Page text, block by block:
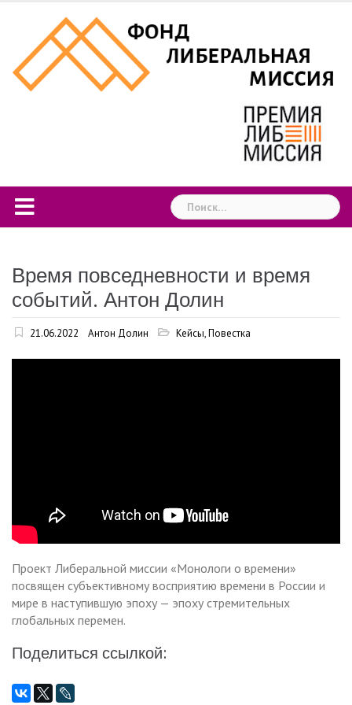
content
Найти:
Время повседневности и время
событий. Антон Долин
21.06.2022 Антон Долин Кейсы,Повестка
Проект Либеральной миссии «Монологи о времени»
посвящен субъективному восприятию времени в России и
мире в наступившую эпоху — эпоху стремительных
глобальных перемен.
Поделиться ссылкой: